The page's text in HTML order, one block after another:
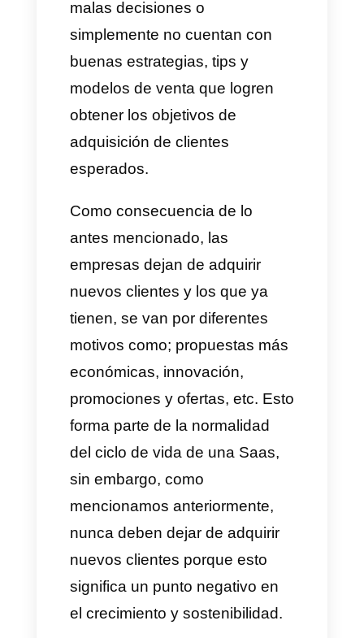
mismas comienzan a tener
buenas ventas y todo va viendo
en popa. Pero sucede muy
habitualmente que a mitad del
comienzan a perder clientes o
nuevos consumidores.Esto
suele deberse a que el modelo
de negocio no es sostenible,
malas decisiones o
simplemente no cuentan con
buenas estrategias, tips y
modelos de venta que logren
obtener los objetivos de
adquisición de clientes
esperados.